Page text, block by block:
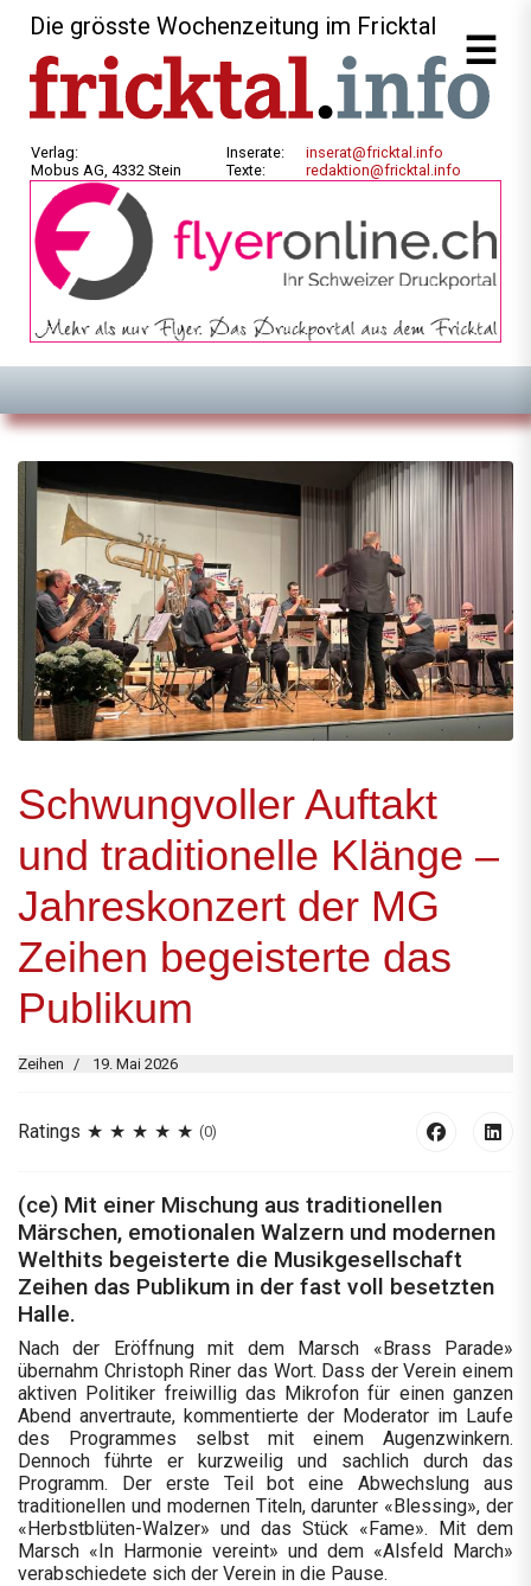
Die grösste Wochenzeitung im Fricktal
Verlag:
Mobus AG, 4332 Stein
Inserate:
Texte:
inserat@fricktal.info
redaktion@fricktal.info
Schwungvoller Auftakt
und traditionelle Klänge –
Jahreskonzert der MG
Zeihen begeisterte das
Publikum
Zeihen 19. Mai 2026
Ratings (0)
(ce) Mit einer Mischung aus traditionellen
Märschen, emotionalen Walzern und modernen
Welthits begeisterte die Musikgesellschaft
Zeihen das Publikum in der fast voll besetzten
Halle.
Nach der Eröffnung mit dem Marsch «Brass Parade»
übernahm Christoph Riner das Wort. Dass der Verein einem
aktiven Politiker freiwillig das Mikrofon für einen ganzen
Abend anvertraute, kommentierte der Moderator im Laufe
des Programmes selbst mit einem Augenzwinkern.
Dennoch führte er kurzweilig und sachlich durch das
Programm. Der erste Teil bot eine Abwechslung aus
traditionellen und modernen Titeln, darunter «Blessing», der
«Herbstblüten-Walzer» und das Stück «Fame». Mit dem
Marsch «In Harmonie vereint» und dem «Alsfeld March»
verabschiedete sich der Verein in die Pause.